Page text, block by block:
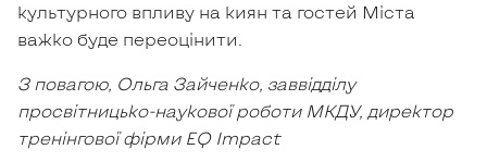
культурного впливу на киян та гостей Міста
важко буде переоцінити.
З повагою, Ольга Зайченко, заввідділу
просвітницько-наукової роботи МКДУ, директор
тренінгової фірми EQ Impact